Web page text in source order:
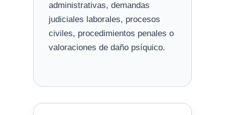
administrativas, demandas
judiciales laborales, procesos
civiles, procedimientos penales o
valoraciones de daño psíquico.